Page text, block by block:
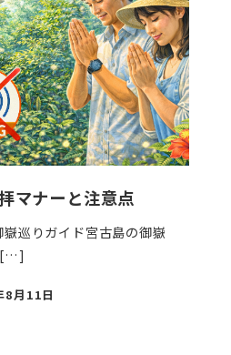
マナーと注意点
嶽巡りガイド宮古島の御嶽
[…]
8月11日